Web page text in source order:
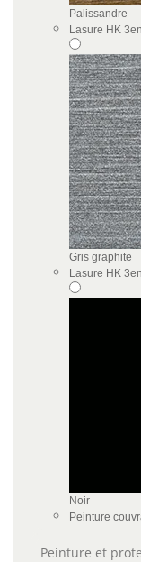
Palissandre
Lasure HK
Gris graphite
Lasure HK
Noir
Peinture
Peinture et